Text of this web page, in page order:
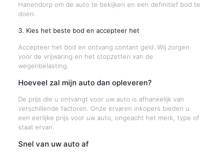
Hanendorp om de auto te bekijken en een definitief bod te
doen.
3. Kies het beste bod en accepteer het
Accepteer het bod en ontvang contant geld. Wij zorgen
voor de vrijwaring en het stopzetten van de
wegenbelasting.
Hoeveel zal mijn auto dan opleveren?
De prijs die u ontvangt voor uw auto is afhankelijk van
verschillende factoren. Onze ervaren inkopers bieden u
een eerlijke prijs voor uw auto, ongeacht het merk, type of
staat ervan.
Snel van uw auto af